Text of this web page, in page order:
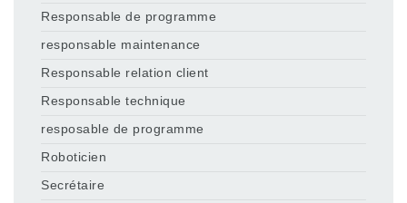
Responsable de programme
responsable maintenance
Responsable relation client
Responsable technique
resposable de programme
Roboticien
Secrétaire